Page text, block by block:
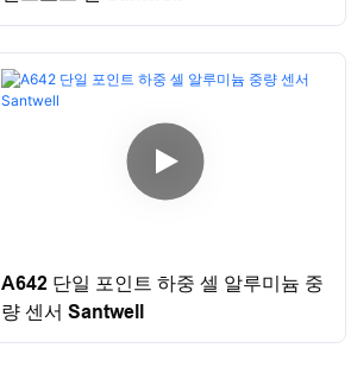
A642 단일 포인트 하중 셀 알루미늄 중
량 센서 Santwell